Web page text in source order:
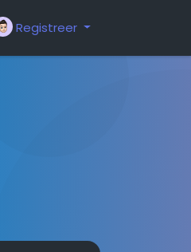
Registreer